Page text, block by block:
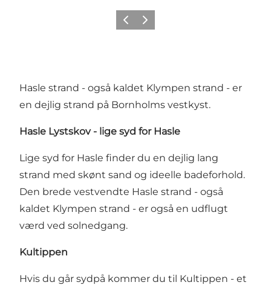
ForrigeNæste
Hasle strand - også kaldet Klympen strand - er
en dejlig strand på Bornholms vestkyst.
Hasle Lystskov - lige syd for Hasle
Lige syd for Hasle finder du en dejlig lang
strand med skønt sand og ideelle badeforhold.
Den brede vestvendte Hasle strand - også
kaldet Klympen strand - er også en udflugt
værd ved solnedgang.
Kultippen
Hvis du går sydpå kommer du til Kultippen - et